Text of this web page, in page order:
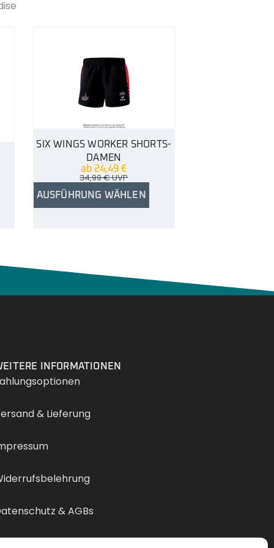
SIX WINGS WORKER SHORTS-
DAMEN
ab 24,49€
34,99€UVP
AUSFÜHRUNG WÄHLEN
INFORMATIONEN
& Lieferung
& AGBs